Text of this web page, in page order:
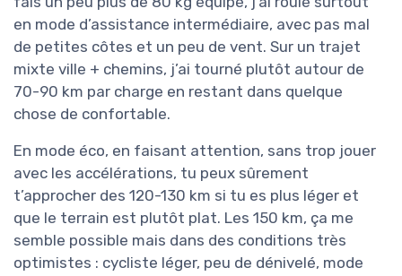
en mode d’assistance intermédiaire, avec pas mal
de petites côtes et un peu de vent. Sur un trajet
mixte ville + chemins, j’ai tourné plutôt autour de
70-90 km par charge en restant dans quelque
chose de confortable.
En mode éco, en faisant attention, sans trop jouer
avec les accélérations, tu peux sûrement
t’approcher des 120-130 km si tu es plus léger et
que le terrain est plutôt plat. Les 150 km, ça me
semble possible mais dans des conditions très
optimistes : cycliste léger, peu de dénivelé, mode